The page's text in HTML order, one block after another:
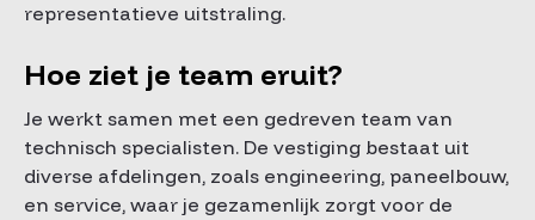
representatieve uitstraling.
Hoe ziet je team eruit?
Je werkt samen met een gedreven team van
technisch specialisten. De vestiging bestaat uit
diverse afdelingen, zoals engineering, paneelbouw,
en service, waar je gezamenlijk zorgt voor de